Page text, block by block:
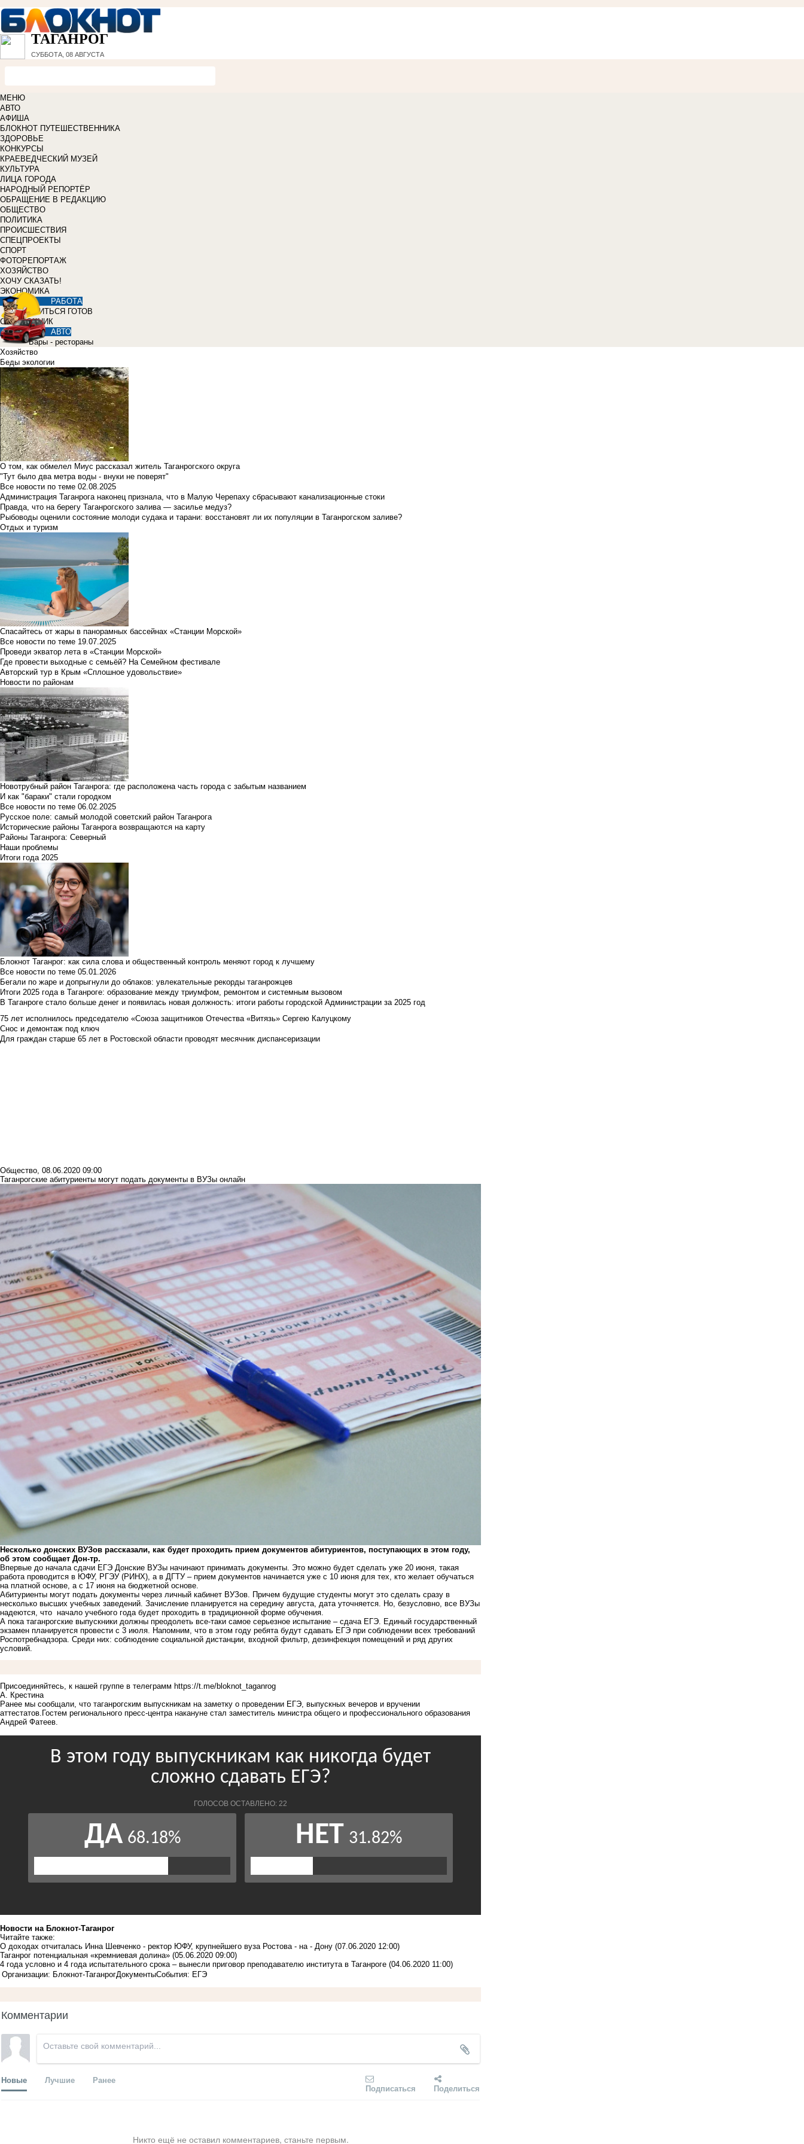
ТАГАНРОГ
СУББОТА, 08 АВГУСТА
МЕНЮ
АВТО
АФИША
БЛОКНОТ ПУТЕШЕСТВЕННИКА
ЗДОРОВЬЕ
КОНКУРСЫ
КРАЕВЕДЧЕСКИЙ МУЗЕЙ
КУЛЬТУРА
ЛИЦА ГОРОДА
НАРОДНЫЙ РЕПОРТЁР
ОБРАЩЕНИЕ В РЕДАКЦИЮ
ОБЩЕСТВО
ПОЛИТИКА
ПРОИСШЕСТВИЯ
СПЕЦПРОЕКТЫ
СПОРТ
ФОТОРЕПОРТАЖ
ХОЗЯЙСТВО
ХОЧУ СКАЗАТЬ!
ЭКОНОМИКА
РАБОТА
УЧИТЬСЯ ГОТОВ
СПРАВОЧНИК
АВТО
Бары - рестораны
Хозяйство
Беды экологии
О том, как обмелел Миус рассказал житель Таганрогского округа
"Тут было два метра воды - внуки не поверят"
Все новости по теме 02.08.2025
Администрация Таганрога наконец признала, что в Малую Черепаху сбрасывают канализационные стоки
Правда, что на берегу Таганрогского залива — засилье медуз?
Рыбоводы оценили состояние молоди судака и тарани: восстановят ли их популяции в Таганрогском заливе?
Отдых и туризм
Спасайтесь от жары в панорамных бассейнах «Станции Морской»
Все новости по теме 19.07.2025
Проведи экватор лета в «Станции Морской»
Где провести выходные с семьёй? На Семейном фестивале
Авторский тур в Крым «Сплошное удовольствие»
Новости по районам
Новотрубный район Таганрога: где расположена часть города с забытым названием
И как "бараки" стали городком
Все новости по теме 06.02.2025
Русское поле: самый молодой советский район Таганрога
Исторические районы Таганрога возвращаются на карту
Районы Таганрога: Северный
Наши проблемы
Итоги года 2025
Блокнот Таганрог: как сила слова и общественный контроль меняют город к лучшему
Все новости по теме 05.01.2026
Бегали по жаре и допрыгнули до облаков: увлекательные рекорды таганрожцев
Итоги 2025 года в Таганроге: образование между триумфом, ремонтом и системным вызовом
В Таганроге стало больше денег и появилась новая должность: итоги работы городской Администрации за 2025 год
75 лет исполнилось председателю «Союза защитников Отечества «Витязь» Сергею Калуцкому
Снос и демонтаж под ключ
Для граждан старше 65 лет в Ростовской области проводят месячник диспансеризации
Общество, 08.06.2020 09:00
Таганрогские абитуриенты могут подать документы в ВУЗы онлайн
Несколько донских ВУЗов рассказали, как будет проходить прием документов абитуриентов, поступающих в этом году,
об этом сообщает Дон-тр.
Впервые до начала сдачи ЕГЭ Донские ВУЗы начинают принимать документы. Это можно будет сделать уже 20 июня, такая
работа проводится в ЮФУ, РГЭУ (РИНХ), а в ДГТУ – прием документов начинается уже с 10 июня для тех, кто желает обучаться
на платной основе, а с 17 июня на бюджетной основе.
Абитуриенты могут подать документы через личный кабинет ВУЗов. Причем будущие студенты могут это сделать сразу в
несколько высших учебных заведений. Зачисление планируется на середину августа, дата уточняется. Но, безусловно, все ВУЗы
надеются, что начало учебного года будет проходить в традиционной форме обучения.
А пока таганрогские выпускники должны преодолеть все-таки самое серьезное испытание – сдача ЕГЭ. Единый государственный
экзамен планируется провести с 3 июля. Напомним, что в этом году ребята будут сдавать ЕГЭ при соблюдении всех требований
Роспотребнадзора. Среди них: соблюдение социальной дистанции, входной фильтр, дезинфекция помещений и ряд других
условий.
Присоединяйтесь, к нашей группе в телеграмм https://t.me/bloknot_taganrog
А. Крестина
Ранее мы сообщали, что таганрогским выпускникам на заметку о проведении ЕГЭ, выпускных вечеров и вручении
аттестатов.Гостем регионального пресс-центра накануне стал заместитель министра общего и профессионального образования
Андрей Фатеев.
Новости на Блoкнoт-Таганрог
Читайте также:
О доходах отчиталась Инна Шевченко - ректор ЮФУ, крупнейшего вуза Ростова - на - Дону (07.06.2020 12:00)
Таганрог потенциальная «кремниевая долина» (05.06.2020 09:00)
4 года условно и 4 года испытательного срока – вынесли приговор преподавателю института в Таганроге (04.06.2020 11:00)
Организации: Блокнот-ТаганрогДокументыСобытия: ЕГЭ
Комментарии
Новые Лучшие Ранее
Подписаться Поделиться
Никто ещё не оставил комментариев, станьте первым.